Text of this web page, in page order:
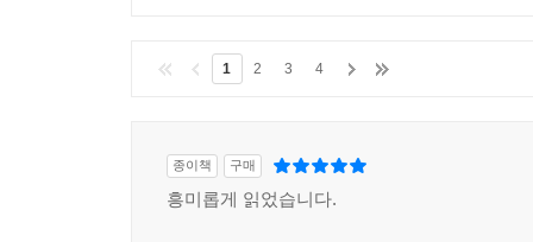
1 2 3 4
종이책 구매
흥미롭게 읽었습니다.